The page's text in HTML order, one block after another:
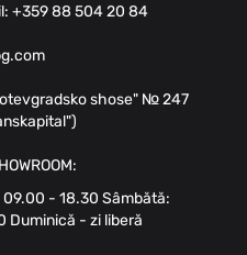
+359 88 504 20 84
shose" № 247
09.00 - 18.30 Sâmbătă:
Duminică - zi liberă